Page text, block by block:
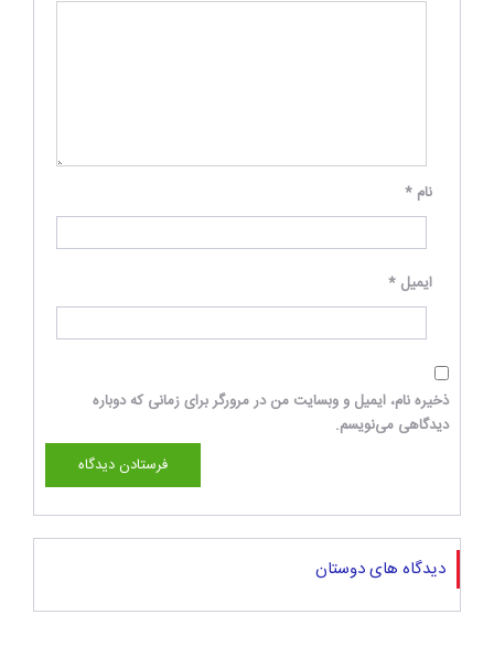
نام *
ایمیل *
ذخیره نام، ایمیل و وبسایت من در مرورگر برای زمانی که دوباره
دیدگاهی می‌نویسم.
دیدگاه های دوستان